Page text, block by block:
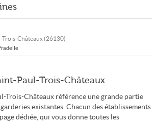
Trois-Châteaux(26130)
Paul-Trois-Châteaux
Trois-Châteaux référence une grande partie
existantes. Chacun des établissements
dédiée, qui vous donne toutes les